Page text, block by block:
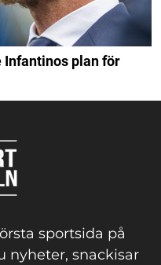
Infantinos plan för
sportsida på
nyheter, snackisar